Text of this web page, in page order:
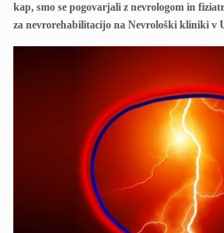
kap, smo se pogovarjali z nevrologom in
za nevrorehabilitacijo na Nevrološki kliniki